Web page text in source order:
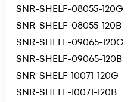
SNR-SHELF-08055-120G
SNR-SHELF-08055-120B
SNR-SHELF-09065-120G
SNR-SHELF-09065-120B
SNR-SHELF-10071-120G
SNR-SHELF-10071-120B